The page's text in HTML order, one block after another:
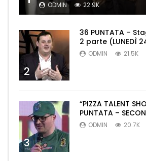
ODMIN 22.9K
2
36 PUNTATA –
2 parte (LUNEDÌ
ODMIN 21.5K
3
“PIZZA TALENT
PUNTATA –
ODMIN 20.7K